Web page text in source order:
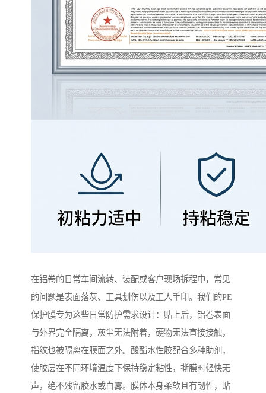
在铝卷的日常车间流转、装配或客户现场拆程中，常见
的问题是表面落灰、工具划伤以及工人手印。我们的PE
保护膜专为这些日常防护需求设计：贴上后，铝卷表面
与外界完全隔离，灰尘无法附着，硬物无法直接接触，
指纹也被隔离在膜面之外。酸酯水性胶配合多种助剂，
使胶层在不同环境温度下保持稳定粘性，撕膜时轻快无
声，绝不残留胶水或白雾。膜体本身柔软且有韧性，贴